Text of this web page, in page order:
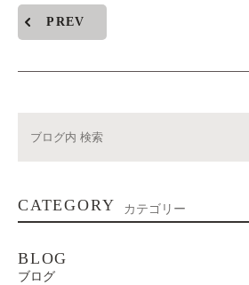
PREV
CATEGORY カテゴリー
BLOG
ブログ